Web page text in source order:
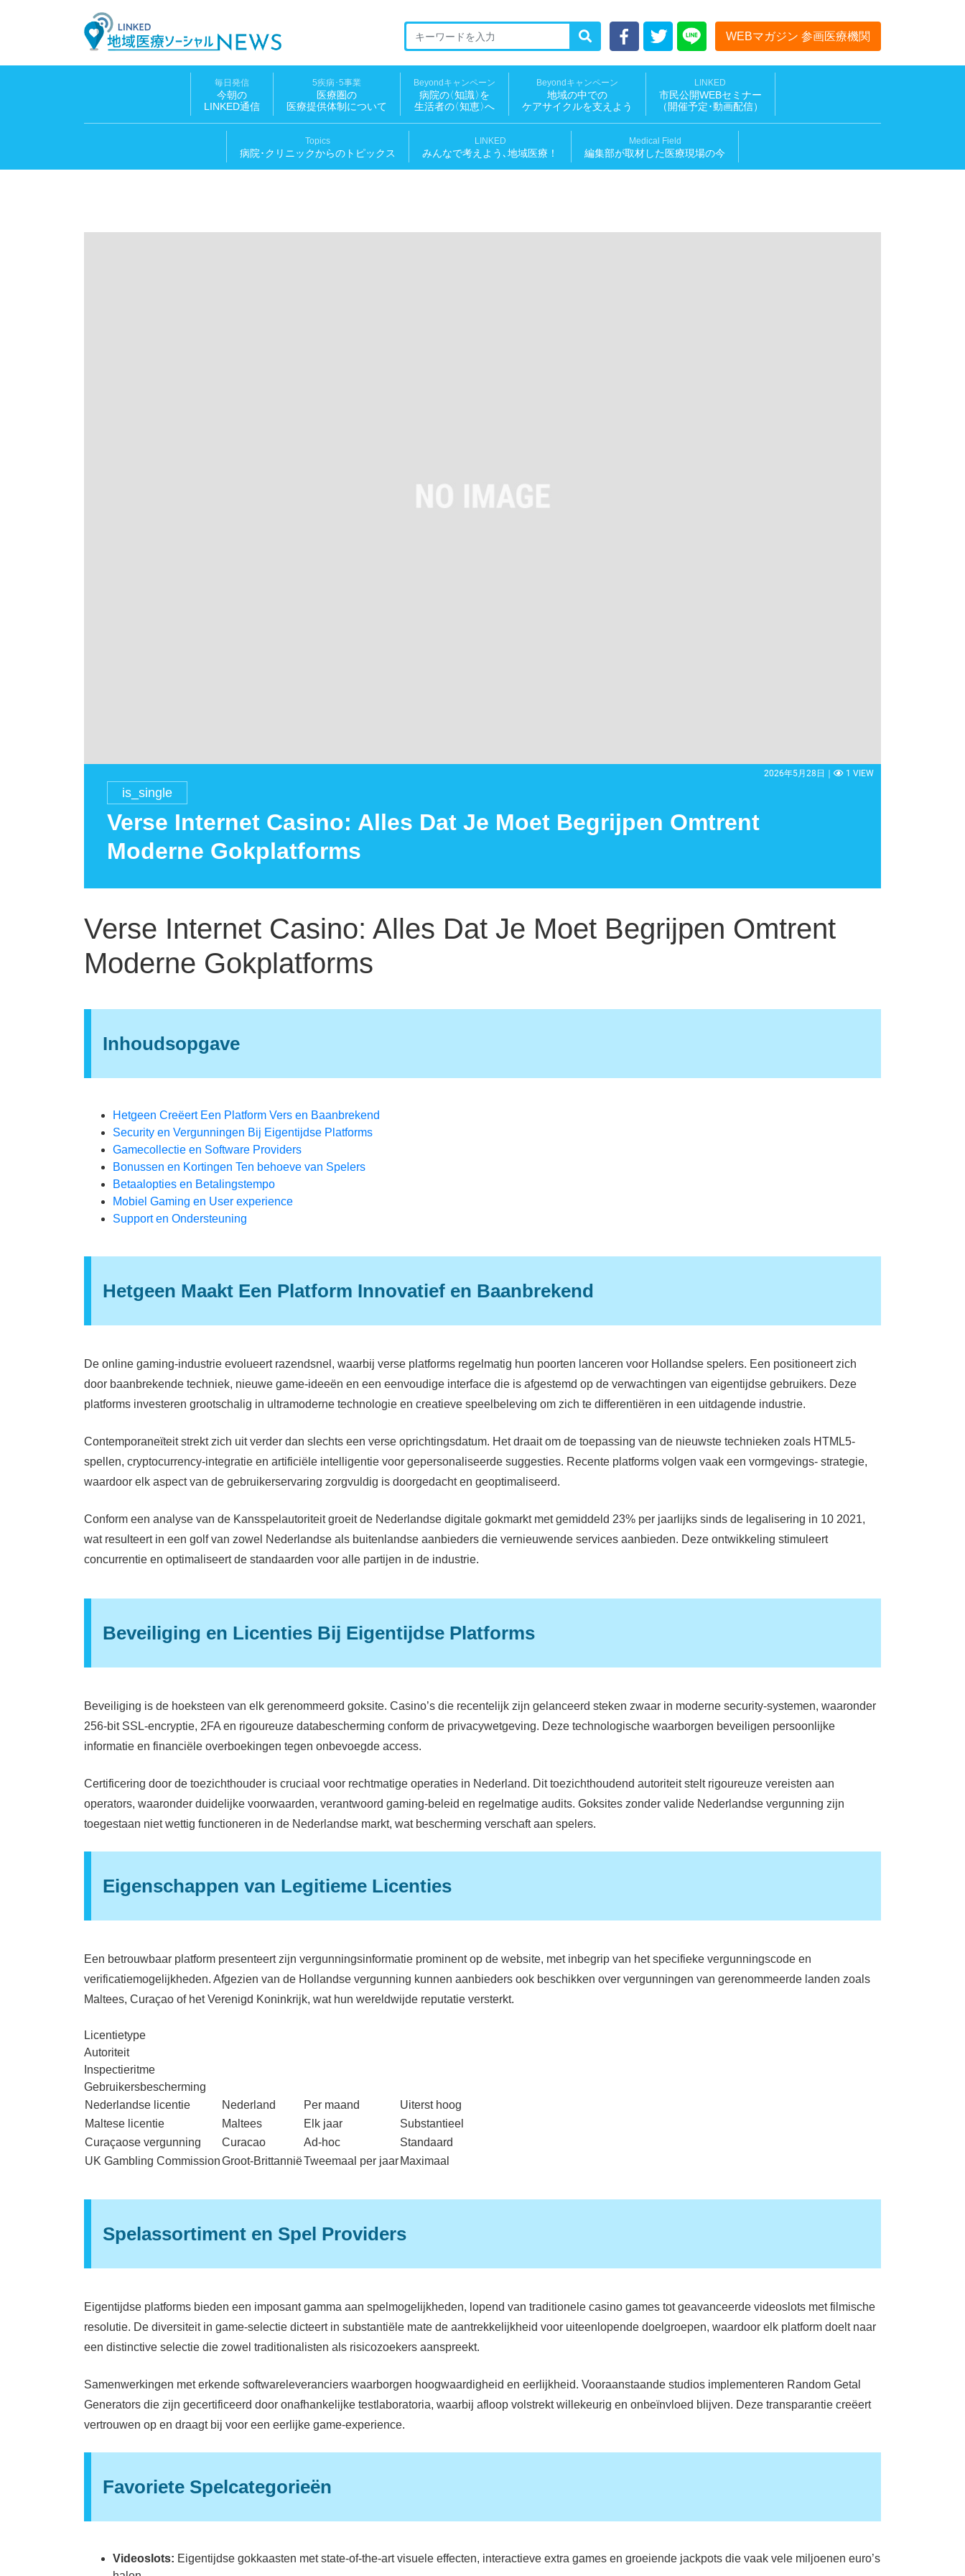
LINKED 地域医療ソーシャルNEWS
WEBマガジン 参画医療機関
毎日発信
今朝の
LINKED通信
5疾病･5事業
医療圏の
医療提供体制について
Beyondキャンペーン
病院の〈知識〉を
生活者の〈知恵〉へ
Beyondキャンペーン
地域の中での
ケアサイクルを支えよう
LINKED
市民公開WEBセミナー
（開催予定･動画配信）
Topics
病院･クリニックからのトピックス
LINKED
みんなで考えよう､地域医療！
Medical Field
編集部が取材した医療現場の今
is_single
Verse Internet Casino: Alles Dat Je Moet Begrijpen Omtrent
Moderne Gokplatforms
2026年5月28日｜ 1 VIEW
Verse Internet Casino: Alles Dat Je Moet Begrijpen Omtrent
Moderne Gokplatforms
Inhoudsopgave
Hetgeen Creëert Een Platform Vers en Baanbrekend
Security en Vergunningen Bij Eigentijdse Platforms
Gamecollectie en Software Providers
Bonussen en Kortingen Ten behoeve van Spelers
Betaalopties en Betalingstempo
Mobiel Gaming en User experience
Support en Ondersteuning
Hetgeen Maakt Een Platform Innovatief en Baanbrekend
De online gaming-industrie evolueert razendsnel, waarbij verse platforms regelmatig hun poorten lanceren voor Hollandse spelers. Een positioneert zich
door baanbrekende techniek, nieuwe game-ideeën en een eenvoudige interface die is afgestemd op de verwachtingen van eigentijdse gebruikers. Deze
platforms investeren grootschalig in ultramoderne technologie en creatieve speelbeleving om zich te differentiëren in een uitdagende industrie.
Contemporaneïteit strekt zich uit verder dan slechts een verse oprichtingsdatum. Het draait om de toepassing van de nieuwste technieken zoals HTML5-
spellen, cryptocurrency-integratie en artificiële intelligentie voor gepersonaliseerde suggesties. Recente platforms volgen vaak een vormgevings- strategie,
waardoor elk aspect van de gebruikerservaring zorgvuldig is doorgedacht en geoptimaliseerd.
Conform een analyse van de Kansspelautoriteit groeit de Nederlandse digitale gokmarkt met gemiddeld 23% per jaarlijks sinds de legalisering in 10 2021,
wat resulteert in een golf van zowel Nederlandse als buitenlandse aanbieders die vernieuwende services aanbieden. Deze ontwikkeling stimuleert
concurrentie en optimaliseert de standaarden voor alle partijen in de industrie.
Beveiliging en Licenties Bij Eigentijdse Platforms
Beveiliging is de hoeksteen van elk gerenommeerd goksite. Casino’s die recentelijk zijn gelanceerd steken zwaar in moderne security-systemen, waaronder
256-bit SSL-encryptie, 2FA en rigoureuze databescherming conform de privacywetgeving. Deze technologische waarborgen beveiligen persoonlijke
informatie en financiële overboekingen tegen onbevoegde access.
Certificering door de toezichthouder is cruciaal voor rechtmatige operaties in Nederland. Dit toezichthoudend autoriteit stelt rigoureuze vereisten aan
operators, waaronder duidelijke voorwaarden, verantwoord gaming-beleid en regelmatige audits. Goksites zonder valide Nederlandse vergunning zijn
toegestaan niet wettig functioneren in de Nederlandse markt, wat bescherming verschaft aan spelers.
Eigenschappen van Legitieme Licenties
Een betrouwbaar platform presenteert zijn vergunningsinformatie prominent op de website, met inbegrip van het specifieke vergunningscode en
verificatiemogelijkheden. Afgezien van de Hollandse vergunning kunnen aanbieders ook beschikken over vergunningen van gerenommeerde landen zoals
Maltees, Curaçao of het Verenigd Koninkrijk, wat hun wereldwijde reputatie versterkt.
Licentietype
Autoriteit
Inspectieritme
Gebruikersbescherming
Nederlandse licentie
Nederland Per maand
Uiterst hoog
Maltese licentie
Maltees Elk jaar
Substantieel
Curaçaose vergunning
Curacao Ad-hoc
Standaard
UK Gambling CommissionGroot-BrittanniëTweemaal per jaar Maximaal
Spelassortiment en Spel Providers
Eigentijdse platforms bieden een imposant gamma aan spelmogelijkheden, lopend van traditionele casino games tot geavanceerde videoslots met filmische
resolutie. De diversiteit in game-selectie dicteert in substantiële mate de aantrekkelijkheid voor uiteenlopende doelgroepen, waardoor elk platform doelt naar
een distinctive selectie die zowel traditionalisten als risicozoekers aanspreekt.
Samenwerkingen met erkende softwareleveranciers waarborgen hoogwaardigheid en eerlijkheid. Vooraanstaande studios implementeren Random Getal
Generators die zijn gecertificeerd door onafhankelijke testlaboratoria, waarbij afloop volstrekt willekeurig en onbeïnvloed blijven. Deze transparantie creëert
vertrouwen op en draagt bij voor een eerlijke game-experience.
Favoriete Spelcategorieën
Videoslots: Eigentijdse gokkaasten met state-of-the-art visuele effecten, interactieve extra games en groeiende jackpots die vaak vele miljoenen euro’s